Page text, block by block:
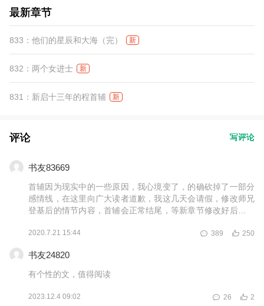
最新章节
833：他们的星辰和大海（完） 新
832：两个女进士 新
831：新启十三年的程首辅 新
评论 写评论
书友83669
首辅因为现实中的一些原因，我心境变了，的确砍掉了一部分
感情线，在这里向广大读者道歉，我这几天会请假，修改师兄
登基后的情节内容，首辅会正常结尾，等新章节修改好后，一
十万字的内容，我会写的圆满些，结局走向知否和现在透漏的
道歉。就像我在Weibo 说的那样，这是一本关于&ldquo;选择&
rdquo;的书，每个角色选择了自己的路，选择需要勇气，我希
望自己也有勇气，我选择不让现实生活中的事打搅自己写作，
我不会辜负你们的喜爱的，在我还没有名气时，是你们一票票
2020.7.21 15:44 250
389
书友24820
有个性的文，值得阅读
2023.12.4 09:02 2
26